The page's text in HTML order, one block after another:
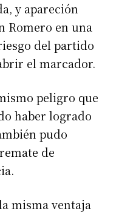
y apareción
Romero en una
del partido
el marcador.
peligro que
haber logrado
pudo
de
misma ventaja